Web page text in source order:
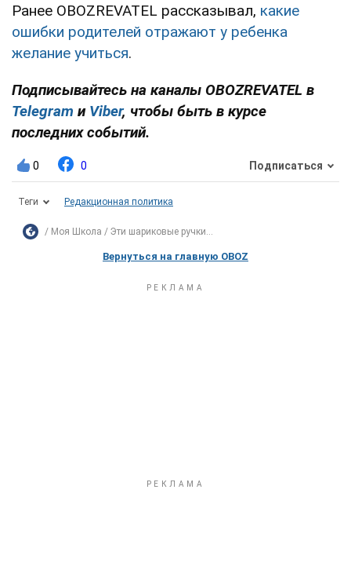
Ранее OBOZREVATEL рассказывал, какие
ошибки родителей отражают у ребенка
желание учиться.
Подписывайтесь на каналы OBOZREVATEL в
Telegram и Viber, чтобы быть в курсе
последних событий.
0 0 Подписаться
Теги Редакционная политика
Моя Школа Эти шариковые ручки...
Вернуться на главную OBOZ